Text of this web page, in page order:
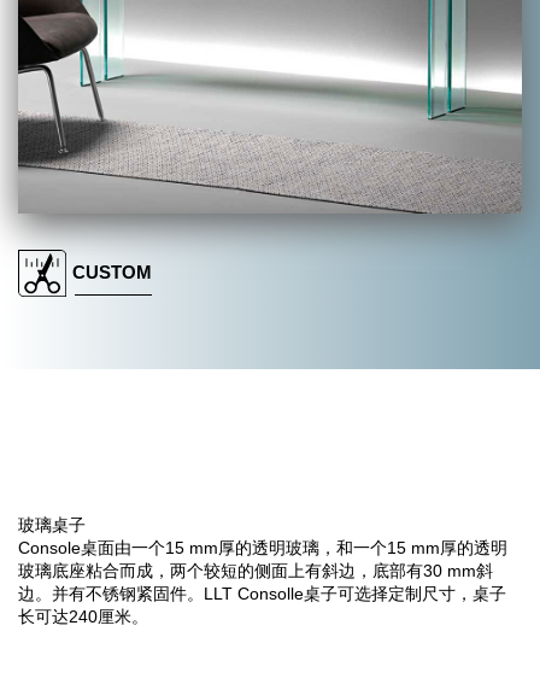
联系我们
下载目录
EN
CUSTOM
玻璃桌子
Console桌面由一个15 mm厚的透明玻璃，和一个15 mm厚的透明
玻璃底座粘合而成，两个较短的侧面上有斜边，底部有30 mm斜
边。并有不锈钢紧固件。LLT Consolle桌子可选择定制尺寸，桌子
长可达240厘米。